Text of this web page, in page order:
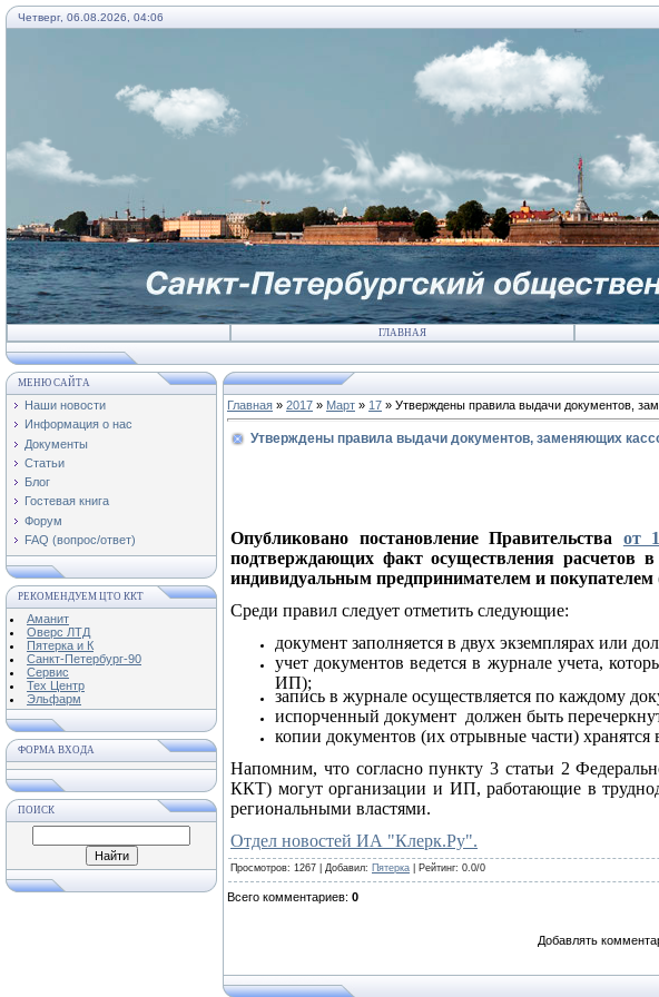
Четверг, 06.08.2026, 04:06
ГЛАВНАЯ
МЕНЮ САЙТА
Наши новости
Информация о нас
Документы
Статьи
Блог
Гостевая книга
Форум
FAQ (вопрос/ответ)
РЕКОМЕНДУЕМ ЦТО ККТ
Аманит
Оверс ЛТД
Пятерка и К
Санкт-Петербург-90
Сервис
Тех Центр
Эльфарм
ФОРМА ВХОДА
ПОИСК
Главная » 2017 » Март » 17 » Утверждены правила выдачи документов,
Утверждены правила выдачи документов, заменяющих
Опубликовано постановление Правительства от
подтверждающих факт осуществления расчетов
индивидуальным предпринимателем и покупателем
Среди правил следует отметить следующие:
документ заполняется в двух экземплярах или
учет документов ведется в журнале учета,
ИП);
запись в журнале осуществляется по каждому
испорченный документ должен быть
копии документов (их отрывные части) хранятся
Напомним, что согласно пункту 3 статьи 2
ККТ) могут организации и ИП, работающие в
региональными властями.
Отдел новостей ИА "Клерк.Ру".
Просмотров: 1267 | Добавил: Пятерка Рейтинг: 0.0/0
Всего комментариев: 0
Добавлять